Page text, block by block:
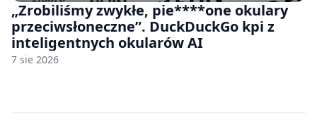
„Zrobiliśmy zwykłe, pie****one okulary
przeciwsłoneczne”. DuckDuckGo kpi z
inteligentnych okularów AI
7 sie 2026